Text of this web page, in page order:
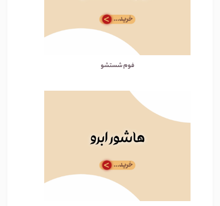
فوم شستشو